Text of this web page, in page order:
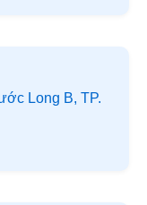
Long B, TP.